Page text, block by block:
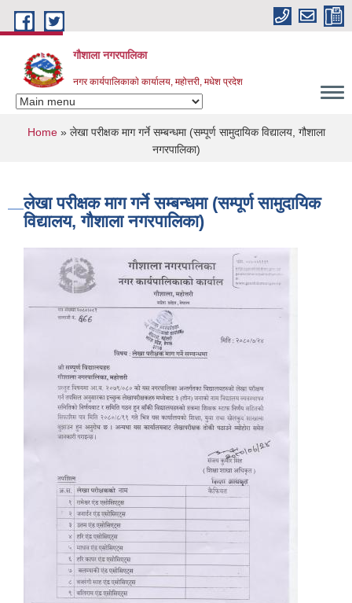
Skip to main content
गौशाला नगरपालिका
नगर कार्यपालिकाकाे कार्यालय, महोत्तरी, मधेश प्रदेश
You are here
Home» लेखा परीक्षक माग गर्ने सम्बन्धमा (सम्पूर्ण सामुदायिक विद्यालय, गौशाला
नगरपालिका)
लेखा परीक्षक माग गर्ने सम्बन्धमा (सम्पूर्ण सामुदायिक
विद्यालय, गौशाला नगरपालिका)